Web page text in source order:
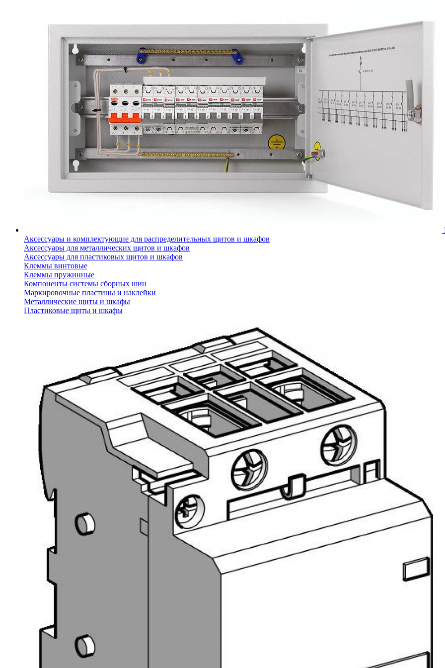
Аксессуары и комплектующие для распределительных щитов и шкафов
Аксессуары для металлических щитов и шкафов
Аксессуары для пластиковых щитов и шкафов
Клеммы винтовые
Клеммы пружинные
Компоненты системы сборных шин
Маркировочные пластины и наклейки
Металлические щиты и шкафы
Пластиковые щиты и шкафы